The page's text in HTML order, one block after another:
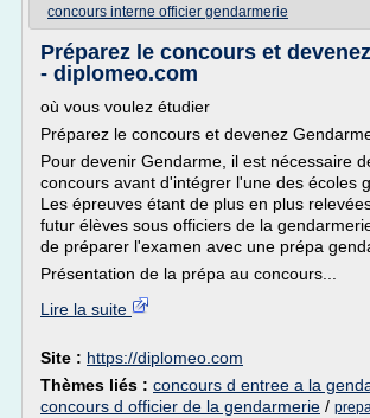
concours interne officier gendarmerie
Préparez le concours et
- diplomeo.com
où vous voulez étudier
Préparez le concours et devenez
Pour devenir Gendarme, il est nécessaire
concours avant d'intégrer l'une des écoles
Les épreuves étant de plus en plus
futur élèves sous officiers de la
de préparer l'examen avec une prépa
Présentation de la prépa au concours...
Lire la suite
Site : https://diplomeo.com
Thèmes liés : concours d entree a la
concours d officier de la gendarmerie /